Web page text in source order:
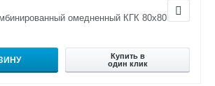
омедненный КГК 80х80
Купить в
один клик